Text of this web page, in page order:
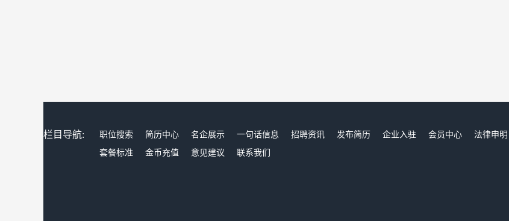
栏目导航: 职位搜索 简历中心 名企展示 一句话信息 招聘资讯 发布简历 企业入驻 会员中心
法律申明
套餐标准
金币充值 意见建议 联系我们